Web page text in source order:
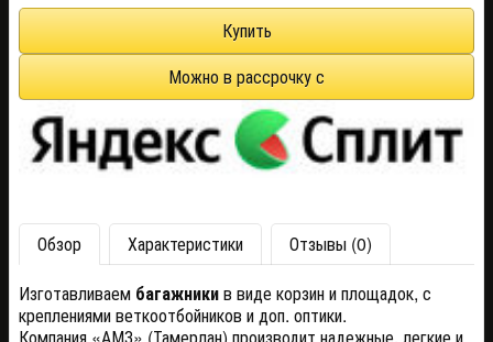
Обзор Характеристики
Отзывы (0)
Изготавливаем багажникив виде корзин и площадок, с
креплениями веткоотбойников и доп. оптики.